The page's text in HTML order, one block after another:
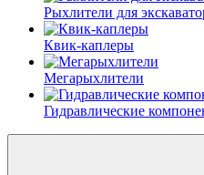
Рыхлители для
Квик-каплеры
Мегарыхлители
Гидравлические